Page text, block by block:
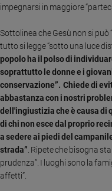
Riflessioni
Foto
Video
Podcast
impegnarsi in maggiore
Sottolinea che Gesù non si
tutto si legge “sotto una luce
popolo ha il polso di
soprattutto le donne e i
conservazione”. Chiede di
abbastanza con i nostri
dell'ingiustizia che è causa di
di chi non esce dal proprio
a sedere ai piedi del
strada” . Ripete che bisogna
prudenza”. I luoghi sono la
affetti”.